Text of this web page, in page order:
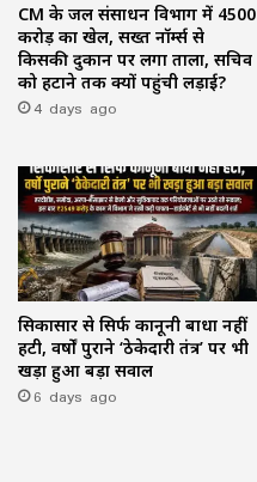
CM के जल संसाधन विभाग में ₹4500
करोड़ का खेल, सख्त नॉर्म्स से
किसकी दुकान पर लगा ताला, सचिव
को हटाने तक क्यों पहुंची लड़ाई?
4 days ago
सिकासार से सिर्फ कानूनी बाधा नहीं
हटी, वर्षों पुराने ‘ठेकेदारी तंत्र’ पर भी
खड़ा हुआ बड़ा सवाल
6 days ago